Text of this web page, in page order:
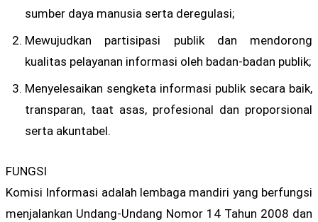
sumber daya manusia serta deregulasi;
Mewujudkan partisipasi publik dan mendorong
kualitas pelayanan informasi oleh badan-badan publik;
Menyelesaikan sengketa informasi publik secara baik,
transparan, taat asas, profesional dan proporsional
serta akuntabel.
FUNGSI
Komisi Informasi adalah lembaga mandiri yang berfungsi
menjalankan Undang-Undang Nomor 14 Tahun 2008 dan